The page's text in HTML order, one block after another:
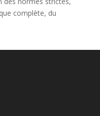
complète, du